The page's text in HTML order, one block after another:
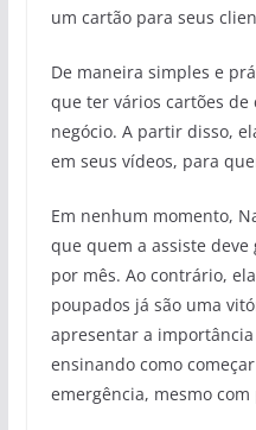
um cartão para seus
De maneira simples e
que ter vários cartões
negócio. A partir disso,
em seus vídeos, para
Em nenhum momento,
que quem a assiste
por mês. Ao contrário,
poupados já são uma
apresentar a
ensinando como
emergência, mesmo